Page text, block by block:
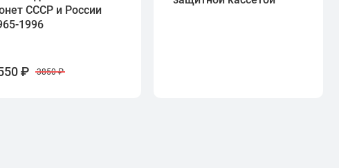
СССР и России
1996
₽ 3850 ₽